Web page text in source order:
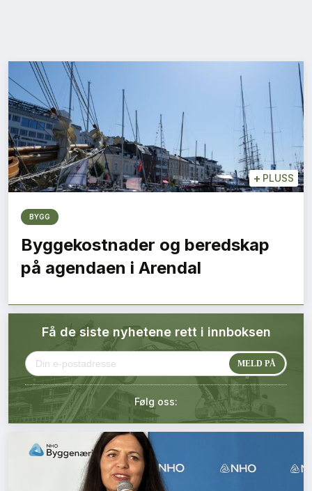
Bærekraft
Digitalisering
Eiendom
Øvrige
Tips redaksjonen
Annonsering
Abonnement Pluss
Kontakt oss
Login
+ PLUSS
BYGG
Byggekostnader og beredskap
på agendaen i Arendal
Få de siste nyhetene rett i innboksen
Følg oss: